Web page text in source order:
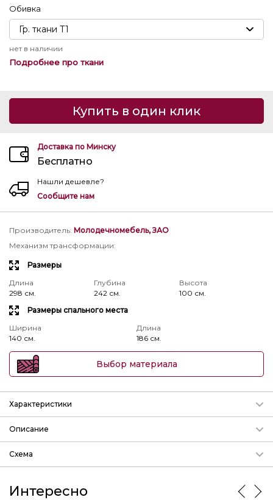
Обивка
нет в наличии
Подробнее про ткани
Купить в один клик
Доставка по Минску
Бесплатно
Нашли дешевле?
Сообщите нам
Производитель: Молодечномебель, ЗАО
Механизм трансформации:
Размеры
Длина
298 см.
Глубина
242 см.
Высота
100 см.
Размеры спального места
Ширина
140 см.
Длина
186 см.
Выбор материала
Характеристики
Подробнее о механизмах
params.param_3
Описание
ткани Солсбери
производства в широком ассортименте:
Схема
Интересно